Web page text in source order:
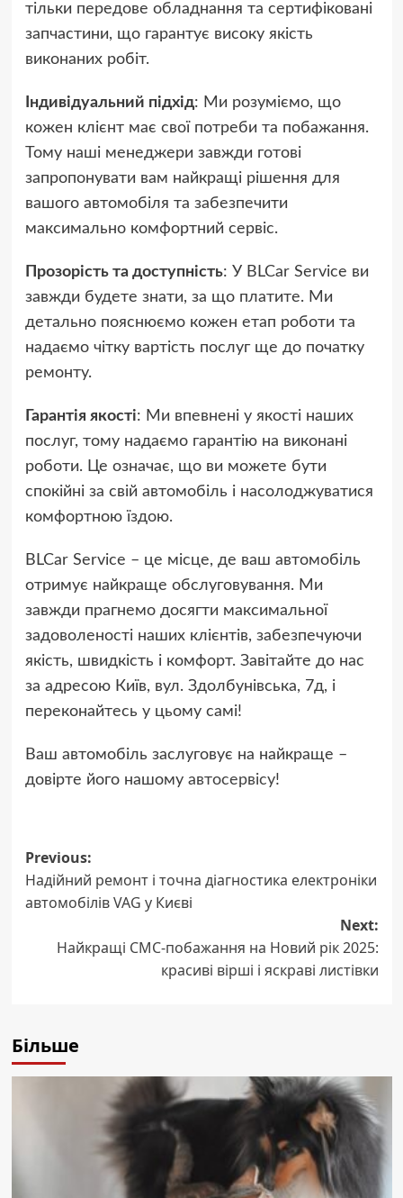
тільки передове обладнання та сертифіковані
запчастини, що гарантує високу якість
виконаних робіт.
Індивідуальний підхід: Ми розуміємо, що
кожен клієнт має свої потреби та побажання.
Тому наші менеджери завжди готові
запропонувати вам найкращі рішення для
вашого автомобіля та забезпечити
максимально комфортний сервіс.
Прозорість та доступність: У BLCar Service ви
завжди будете знати, за що платите. Ми
детально пояснюємо кожен етап роботи та
надаємо чітку вартість послуг ще до початку
ремонту.
Гарантія якості: Ми впевнені у якості наших
послуг, тому надаємо гарантію на виконані
роботи. Це означає, що ви можете бути
спокійні за свій автомобіль і насолоджуватися
комфортною їздою.
BLCar Service – це місце, де ваш автомобіль
отримує найкраще обслуговування. Ми
завжди прагнемо досягти максимальної
задоволеності наших клієнтів, забезпечуючи
якість, швидкість і комфорт. Завітайте до нас
за адресою Київ, вул. Здолбунівська, 7д, і
переконайтесь у цьому самі!
Ваш автомобіль заслуговує на найкраще –
довірте його нашому автосервісу!
Post
navigation
Previous:
Надійний ремонт і точна діагностика електроніки
автомобілів VAG у Києві
Next:
Найкращі СМС-побажання на Новий рік 2025:
красиві вірші і яскраві листівки
Більше